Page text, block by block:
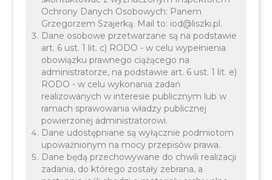
Ochrony Danych Osobowych: Panem
Grzegorzem Szajerką. Mail to: iod@liszki.pl.
Dane osobowe przetwarzane są na podstawie
art. 6 ust. 1 lit. c) RODO - w celu wypełnienia
obowiązku prawnego ciążącego na
administratorze, na podstawie art. 6 ust. 1 lit. e)
RODO - w celu wykonania zadań
realizowanych w interesie publicznym lub w
ramach sprawowania władzy publicznej
powierzonej administratorowi.
Dane udostępniane są wyłącznie podmiotom
upoważnionym na mocy przepisów prawa.
Dane będą przechowywane do chwili realizacji
zadania, do którego zostały zebrana, a